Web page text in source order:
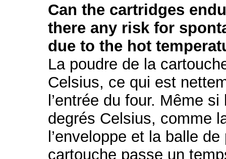
Can the cartridges
there any risk for
due to the hot
La poudre de la
Celsius, ce qui est
l’entrée du four. Même
degrés Celsius, comme
l’enveloppe et la balle
cartouche passe un